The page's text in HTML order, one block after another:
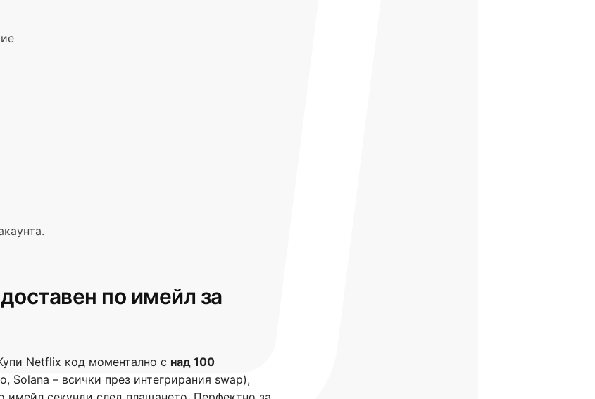
по имейл за
Netflix код моментално с над 100
Solana – всички през интегрирания swap),